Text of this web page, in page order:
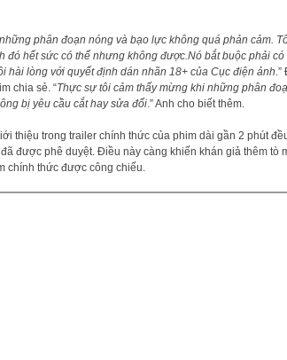
phân đoạn nóng và bạo lực không quá phản cảm.
đó hết sức có thể nhưng không được.Nó bắt buộc phải có
hài lòng với quyết định dán nhãn 18+ của Cục điện ảnh
chia sẻ. “Thực sự tôi cảm thấy mừng khi những phân
bị yêu cầu cắt hay sửa đổi.” Anh cho biết thêm.
thiệu trong trailer chính thức của phim dài gần 2 phút
được phê duyệt. Điều này càng khiến khán giả thêm tò
chính thức được công chiếu.